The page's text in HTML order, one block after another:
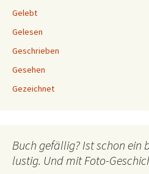
Gelebt
Gelesen
Geschrieben
Gesehen
Gezeichnet
Buch gefällig? Ist schon ein
lustig. Und mit Foto-